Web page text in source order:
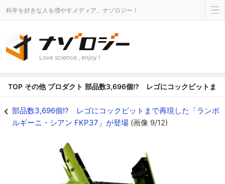
科学を好きな人を増やすメディア、ナゾロジー！
Love science , enjoy !
TOP その他 プロダクト 部品数3,696個!? レゴにコックピットまで
部品数3,696個!? レゴにコックピットまで再現した「ランボ
ルギーニ・シアン FKP37」が登場 (画像 9/12)